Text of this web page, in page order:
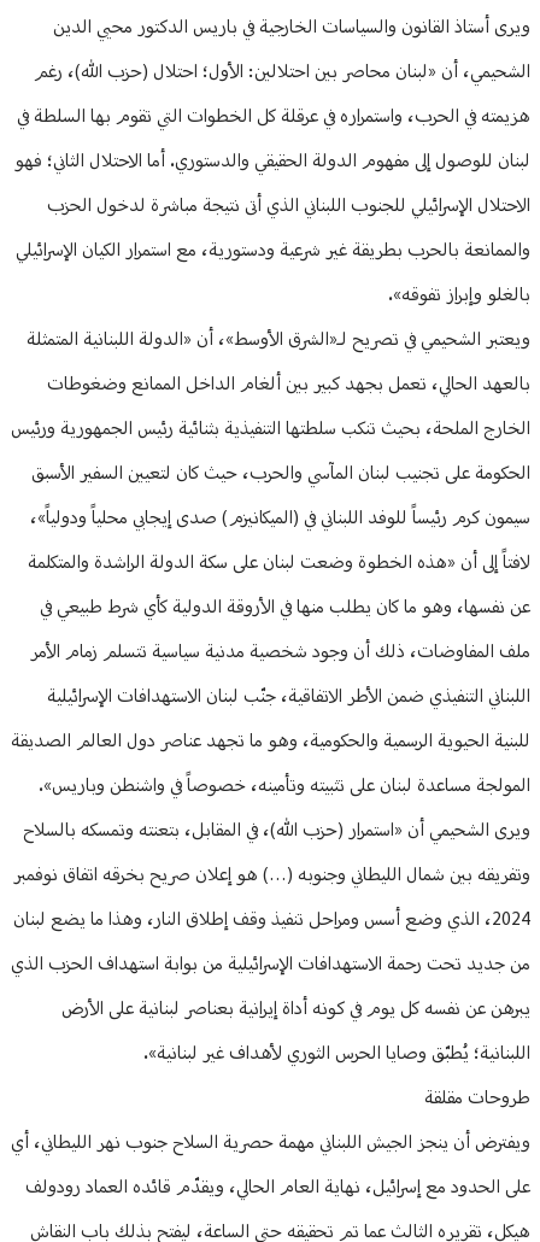
ويرى أستاذ القانون والسياسات الخارجية في باريس الدكتور محيي الدين
الشحيمي، أن «لبنان محاصر بين احتلالين: الأول؛ احتلال (حزب الله)، رغم
هزيمته في الحرب، واستمراره في عرقلة كل الخطوات التي تقوم بها السلطة في
لبنان للوصول إلى مفهوم الدولة الحقيقي والدستوري. أما الاحتلال الثاني؛ فهو
الاحتلال الإسرائيلي للجنوب اللبناني الذي أتى نتيجة مباشرة لدخول الحزب
والممانعة بالحرب بطريقة غير شرعية ودستورية، مع استمرار الكيان الإسرائيلي
بالغلو وإبراز تفوقه».
ويعتبر الشحيمي في تصريح لـ«الشرق الأوسط»، أن «الدولة اللبنانية المتمثلة
بالعهد الحالي، تعمل بجهد كبير بين ألغام الداخل الممانع وضغوطات
الخارج الملحة، بحيث تنكب سلطتها التنفيذية بثنائية رئيس الجمهورية ورئيس
الحكومة على تجنيب لبنان المآسي والحرب، حيث كان لتعيين السفير الأسبق
سيمون كرم رئيساً للوفد اللبناني في (الميكانيزم) صدى إيجابي محلياً ودولياً»،
لافتاً إلى أن «هذه الخطوة وضعت لبنان على سكة الدولة الراشدة والمتكلمة
عن نفسها، وهو ما كان يطلب منها في الأروقة الدولية كأي شرط طبيعي في
ملف المفاوضات، ذلك أن وجود شخصية مدنية سياسية تتسلم زمام الأمر
اللبناني التنفيذي ضمن الأطر الاتفاقية، جنّب لبنان الاستهدافات الإسرائيلية
للبنية الحيوية الرسمية والحكومية، وهو ما تجهد عناصر دول العالم الصديقة
المولجة مساعدة لبنان على تثبيته وتأمينه، خصوصاً في واشنطن وباريس».
ويرى الشحيمي أن «استمرار (حزب الله)، في المقابل، بتعنته وتمسكه بالسلاح
وتفريقه بين شمال الليطاني وجنوبه (…) هو إعلان صريح بخرقه اتفاق نوفمبر
2024، الذي وضع أسس ومراحل تنفيذ وقف إطلاق النار، وهذا ما يضع لبنان
من جديد تحت رحمة الاستهدافات الإسرائيلية من بوابة استهداف الحزب الذي
يبرهن عن نفسه كل يوم في كونه أداة إيرانية بعناصر لبنانية على الأرض
اللبنانية؛ يُطبّق وصايا الحرس الثوري لأهداف غير لبنانية».
طروحات مقلقة
ويفترض أن ينجز الجيش اللبناني مهمة حصرية السلاح جنوب نهر الليطاني، أي
على الحدود مع إسرائيل، نهاية العام الحالي، ويقدّم قائده العماد رودولف
هيكل، تقريره الثالث عما تم تحقيقه حتى الساعة، ليفتح بذلك باب النقاش